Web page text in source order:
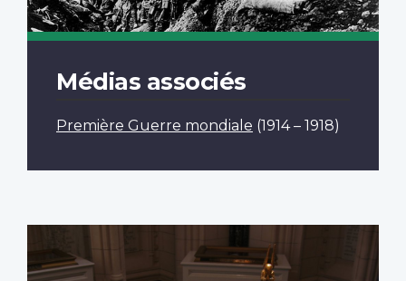
Médias associés
Première Guerre mondiale (1914 – 1918)